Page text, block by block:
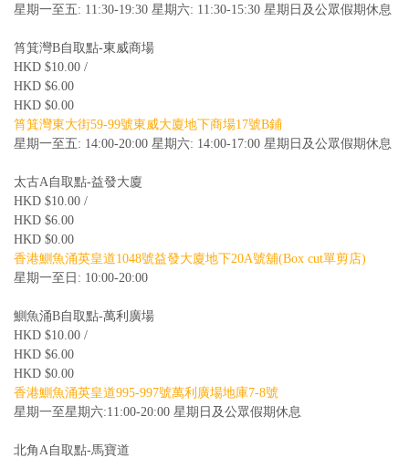
星期一至五: 11:30-19:30 星期六: 11:30-15:30 星期日及公眾假期休息
筲箕灣B自取點-東威商場
HKD $10.00 /
HKD $6.00
HKD $0.00
筲箕灣東大街59-99號東威大廈地下商場17號B鋪
星期一至五: 14:00-20:00 星期六: 14:00-17:00 星期日及公眾假期休息
太古A自取點-益發大廈
HKD $10.00 /
HKD $6.00
HKD $0.00
香港鰂魚涌英皇道1048號益發大廈地下20A號舖(Box cut單剪店)
星期一至日: 10:00-20:00
鰂魚涌B自取點-萬利廣場
HKD $10.00 /
HKD $6.00
HKD $0.00
香港鰂魚涌英皇道995-997號萬利廣場地庫7-8號
星期一至星期六:11:00-20:00 星期日及公眾假期休息
北角A自取點-馬寶道